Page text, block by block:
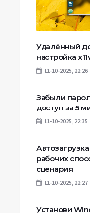
Удалённый
настройка
11-10-2025, 22:26
Забыли
доступ за 5
11-10-2025, 22:35
рабочих
сценария
11-10-2025, 22:27
Установи